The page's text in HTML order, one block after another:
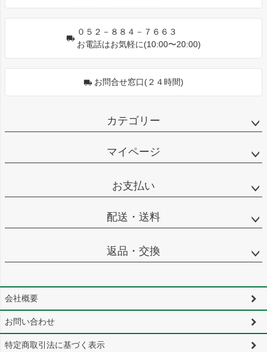
０５２－８８４－７６６３
お電話はお気軽に(10:00〜20:00)
お問合せ窓口(２４時間)
カテゴリー
マイページ
お支払い
配送・送料
返品・交換
会社概要
お問い合わせ
特定商取引法に基づく表示